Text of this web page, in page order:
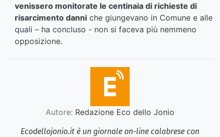
venissero monitorate le centinaia di richieste di
risarcimento danni che giungevano in Comune e alle
quali – ha concluso - non si faceva più nemmeno
opposizione.
Autore: Redazione Eco dello Jonio
Ecodellojonio.it è un giornale on-line calabrese con